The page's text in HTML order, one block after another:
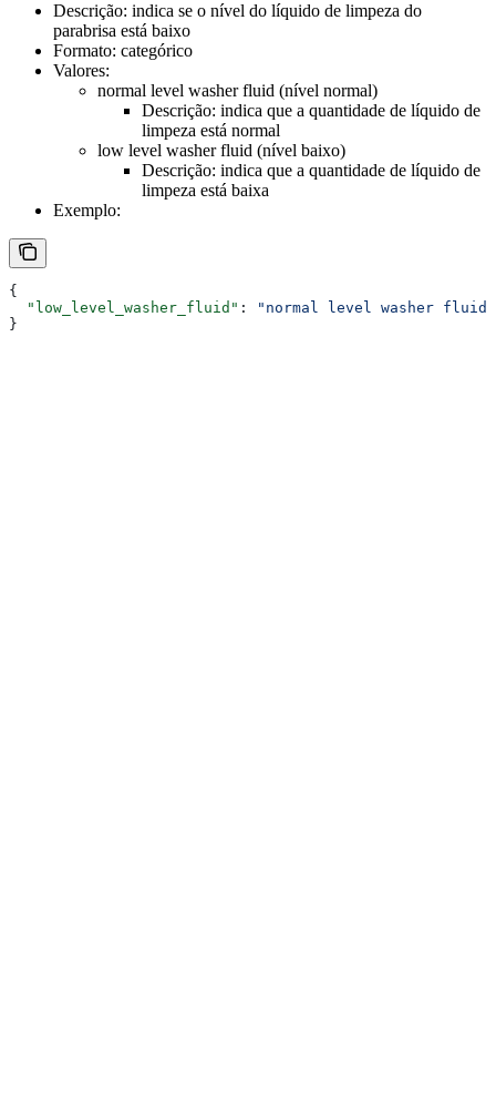
Descrição: indica se o nível do líquido de limpeza do
parabrisa está baixo
Formato: categórico
Valores:
normal level washer fluid (nível normal)
Descrição: indica que a quantidade de líquido de
limpeza está normal
low level washer fluid (nível baixo)
Descrição: indica que a quantidade de líquido de
limpeza está baixa
Exemplo:
{
  "low_level_washer_fluid"
:
"normal level washer fluid"
}